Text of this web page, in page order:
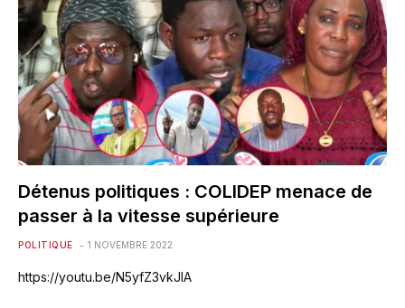
Détenus politiques : COLIDEP menace de
passer à la vitesse supérieure
POLITIQUE 1 NOVEMBRE 2022
https://youtu.be/N5yfZ3vkJIA